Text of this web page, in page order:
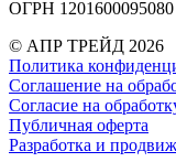
ОГРН 1201600095080
© АПР ТРЕЙД 2026
Политика
Соглашение на
Согласие на
Публичная оферта
Разработка и